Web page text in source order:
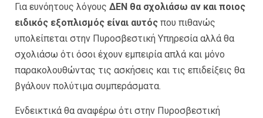
Για ευνόητους λόγους ΔΕΝ θα σχολιάσω αν και ποιος
ειδικός εξοπλισμός είναι αυτός που πιθανώς
υπολείπεται στην Πυροσβεστική Υπηρεσία αλλά θα
σχολιάσω ότι όσοι έχουν εμπειρία απλά και μόνο
παρακολουθώντας τις ασκήσεις και τις επιδείξεις θα
βγάλουν πολύτιμα συμπεράσματα.
Ενδεικτικά θα αναφέρω ότι στην Πυροσβεστική